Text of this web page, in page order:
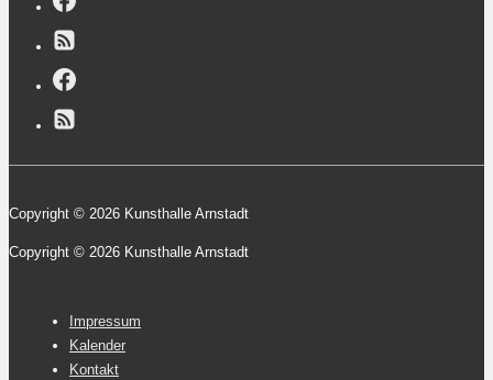
Copyright © 2026 Kunsthalle Arnstadt
Copyright © 2026 Kunsthalle Arnstadt
Footer-
Menü
Impressum
Kalender
Kontakt